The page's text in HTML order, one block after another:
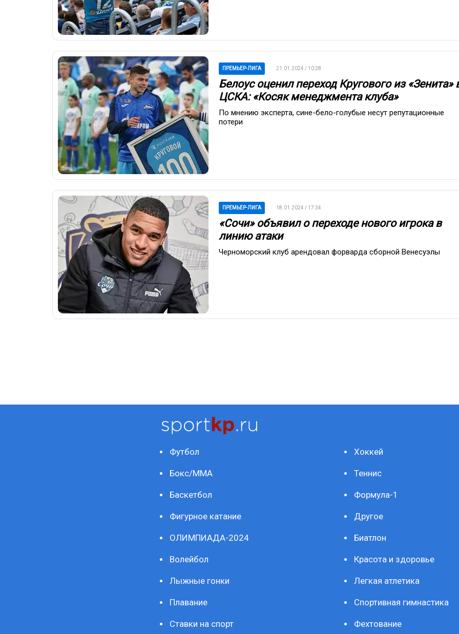
ПРЕМЬЕР-ЛИГА 21.01.2024 / 10:28
Белоус оценил переход Кругового из «Зенита»
ЦСКА: «Косяк менеджмента клуба»
По мнению эксперта, сине-бело-голубые несут репутационные
потери
ПРЕМЬЕР-ЛИГА 18.01.2024 / 17:34
«Сочи» объявил о переходе нового игрока в
линию атаки
Черноморский клуб арендовал форварда сборной Венесуэлы
Футбол Хоккей
Бокс/ММА Теннис
Баскетбол Формула-1
Фигурное катание Другое
ОЛИМПИАДА-2024 Биатлон
Волейбол Красота и здоровье
Лыжные гонки Легкая атлетика
Плавание Спортивная гимнастика
Ставки на спорт Фехтование